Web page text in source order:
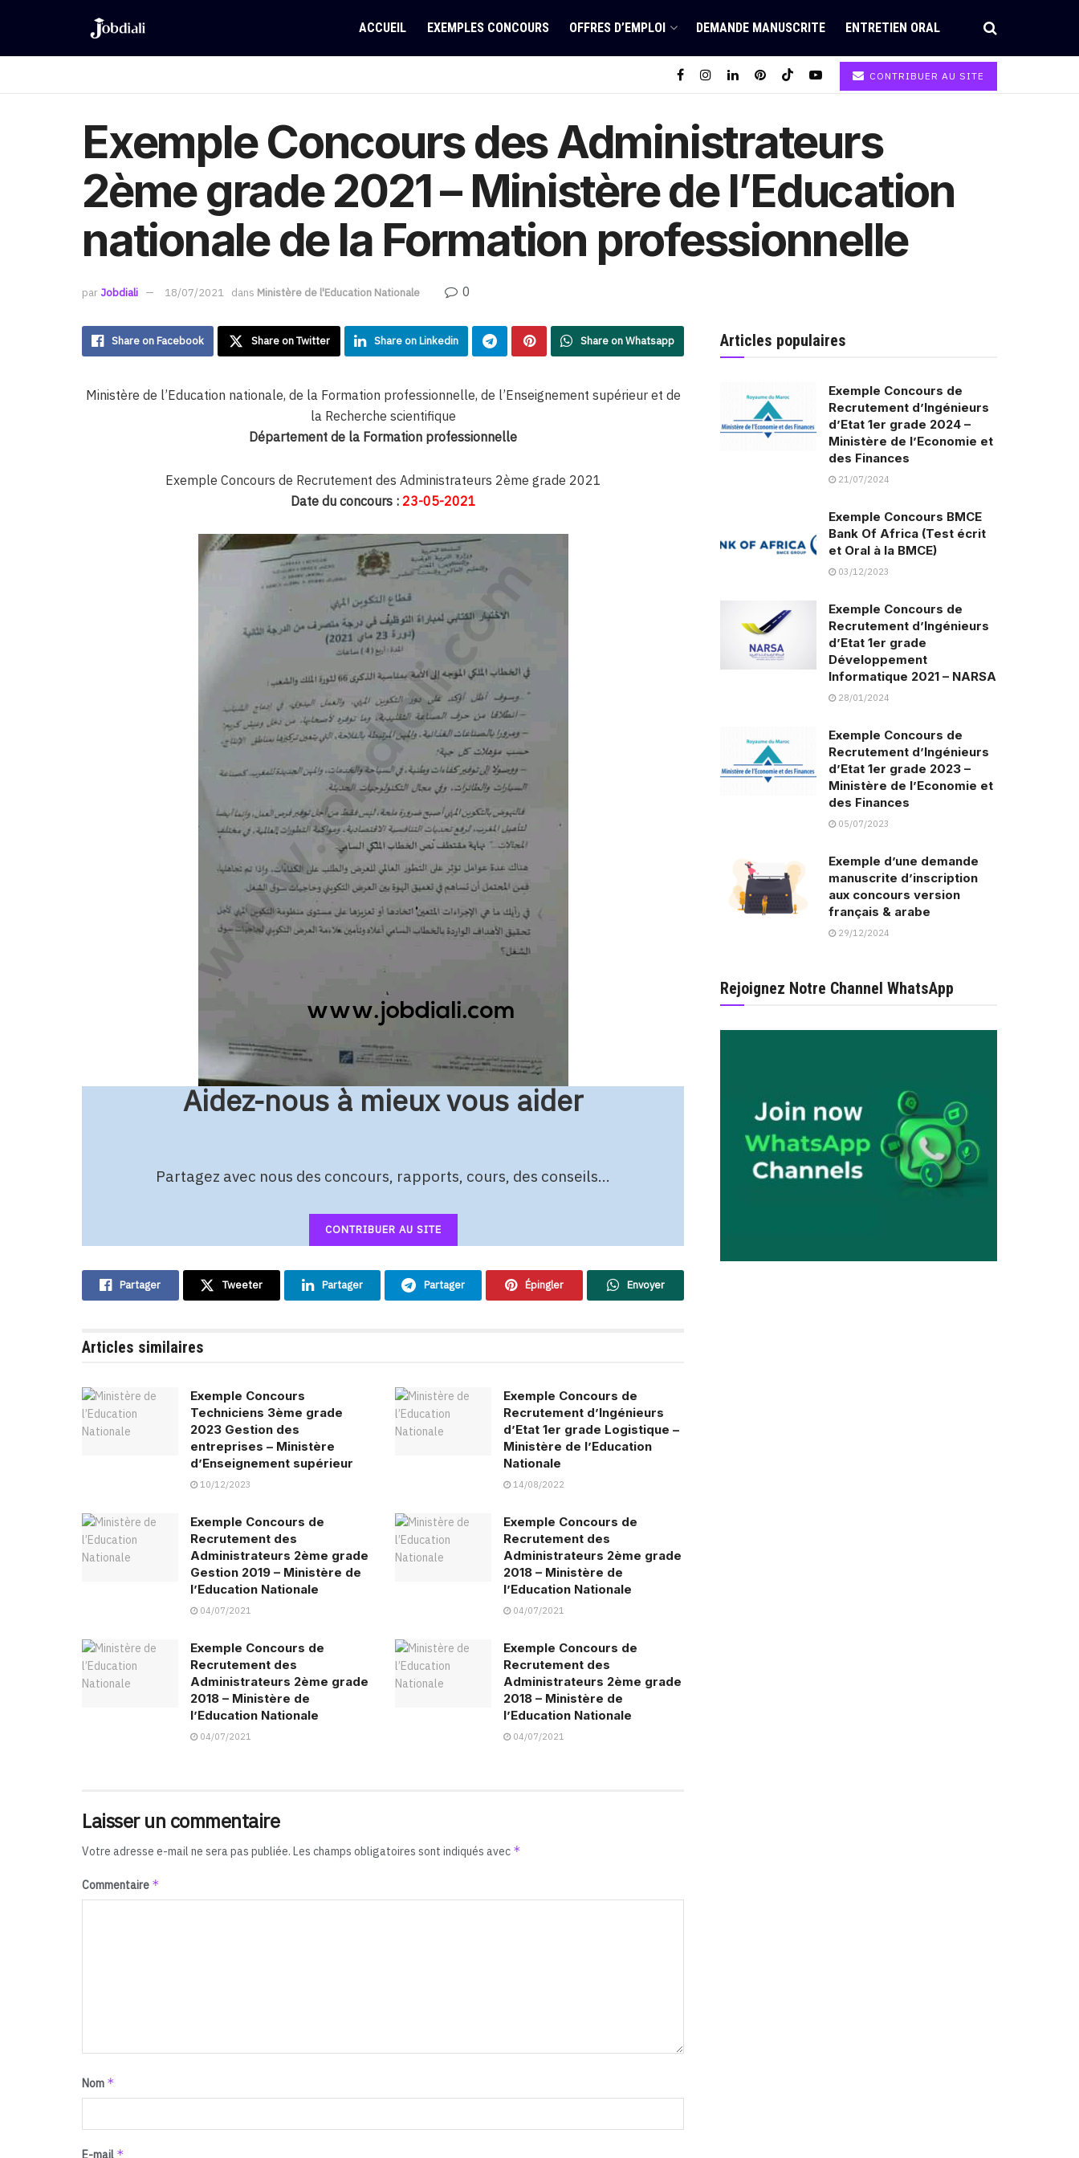
ACCUEIL EXEMPLES CONCOURS OFFRES D’EMPLOI DEMANDE MANUSCRITE ENTRETIEN ORAL
CONTRIBUER AU SITE
Exemple Concours des Administrateurs
2ème grade 2021 – Ministère de l’Education
nationale de la Formation professionnelle
par Jobdiali 18/07/2021 dans Ministère de l'Education Nationale 0
Share on Facebook Share on Twitter Share on Linkedin Share on Whatsapp
Ministère de l’Education nationale, de la Formation professionnelle, de l’Enseignement supérieur et de
la Recherche scientifique
Département de la Formation professionnelle
Exemple Concours de Recrutement des Administrateurs 2ème grade 2021
Date du concours : 23-05-2021
Aidez-nous à mieux vous aider
Partagez avec nous des concours, rapports, cours, des conseils…
CONTRIBUER AU SITE
Partager Tweeter Partager Partager Épingler Envoyer
Articles similaires
Exemple Concours
Techniciens 3ème grade
2023 Gestion des
entreprises – Ministère
d’Enseignement supérieur
10/12/2023
Exemple Concours de
Recrutement d’Ingénieurs
d’Etat 1er grade Logistique –
Ministère de l’Education
Nationale
14/08/2022
Exemple Concours de
Recrutement des
Administrateurs 2ème grade
Gestion 2019 – Ministère de
l’Education Nationale
04/07/2021
Exemple Concours de
Recrutement des
Administrateurs 2ème grade
2018 – Ministère de
l’Education Nationale
04/07/2021
Exemple Concours de
Recrutement des
Administrateurs 2ème grade
2018 – Ministère de
l’Education Nationale
04/07/2021
Exemple Concours de
Recrutement des
Administrateurs 2ème grade
2018 – Ministère de
l’Education Nationale
04/07/2021
Laisser un commentaire
Votre adresse e-mail ne sera pas publiée. Les champs obligatoires sont indiqués avec *
Commentaire *
Nom *
E-mail *
Articles populaires
Exemple Concours de
Recrutement d’Ingénieurs
d’Etat 1er grade 2024 –
Ministère de l’Economie et
des Finances
21/07/2024
Exemple Concours BMCE
Bank Of Africa (Test écrit
et Oral à la BMCE)
03/12/2023
Exemple Concours de
Recrutement d’Ingénieurs
d’Etat 1er grade
Développement
Informatique 2021 – NARSA
28/01/2024
Exemple Concours de
Recrutement d’Ingénieurs
d’Etat 1er grade 2023 –
Ministère de l’Economie et
des Finances
05/07/2023
Exemple d’une demande
manuscrite d’inscription
aux concours version
français & arabe
29/12/2024
Rejoignez Notre Channel WhatsApp